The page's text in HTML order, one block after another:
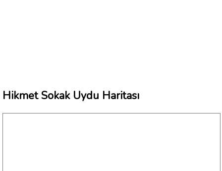
Hikmet Sokak Uydu Haritası